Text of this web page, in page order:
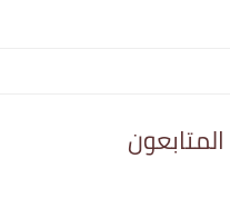
المتابعون